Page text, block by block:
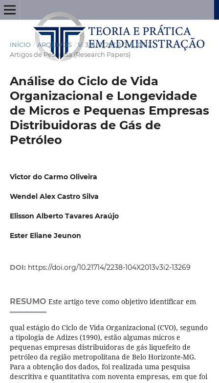
INÍCIO / ARQUIVOS / V. 3 N. 2 (2013): JUL/DEZ /
Artigos de Pesquisa (Research Papers)
Análise do Ciclo de Vida
Organizacional e Longevidade
de Micros e Pequenas Empresas
Distribuidoras de Gás de
Petróleo
Victor do Carmo Oliveira
Wendel Alex Castro Silva
Elisson Alberto Tavares Araújo
Ester Eliane Jeunon
DOI: https://doi.org/10.21714/2238-104X2013v3i2-13269
RESUMO Este artigo teve como objetivo identificar em
qual estágio do Ciclo de Vida Organizacional (CVO), segundo
a tipologia de Adizes (1990), estão algumas micros e
pequenas empresas distribuidoras de gás liquefeito de
petróleo da região metropolitana de Belo Horizonte-MG.
Para a obtenção dos dados, foi realizada uma pesquisa
descritiva e quantitativa com noventa empresas, em que foi